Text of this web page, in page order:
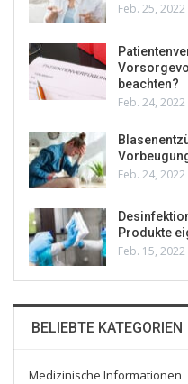
Feb. 25, 2022
beachten?
Feb. 24, 2022
Feb. 24, 2022
Produkte
Feb. 15, 2022
BELIEBTE KATEGORIEN
Medizinische Informationen